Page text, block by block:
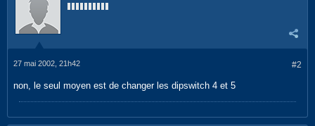
#2
27 mai 2002, 21h42
non, le seul moyen est de changer les dipswitch 4 et 5